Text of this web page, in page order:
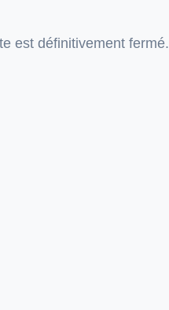
est définitivement fermé.